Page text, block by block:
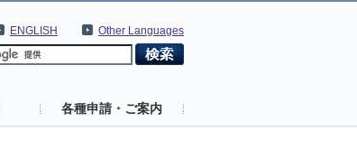
Other Languages
ENGLISH
各種申請・ご案内